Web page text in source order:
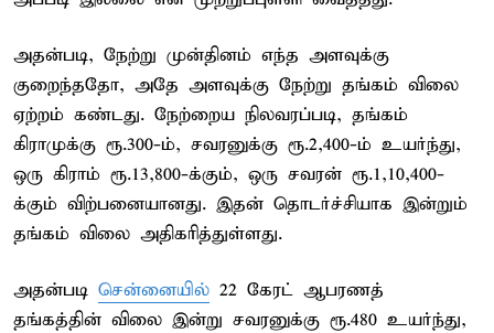
அதன்படி, நேற்று முன்தினம் எந்த அளவுக்கு
குறைந்ததோ, அதே அளவுக்கு நேற்று தங்கம் விலை
ஏற்றம் கண்டது. நேற்றைய நிலவரப்படி, தங்கம்
கிராமுக்கு ரூ.300-ம், சவரனுக்கு ரூ.2,400-ம் உயர்ந்து,
ஒரு கிராம் ரூ.13,800-க்கும், ஒரு சவரன் ரூ.1,10,400-
க்கும் விற்பனையானது. இதன் தொடர்ச்சியாக இன்றும்
தங்கம் விலை அதிகரித்துள்ளது.
அதன்படி சென்னையில் 22 கேரட் ஆபரணத்
தங்கத்தின் விலை இன்று சவரனுக்கு ரூ.480 உயர்ந்து,